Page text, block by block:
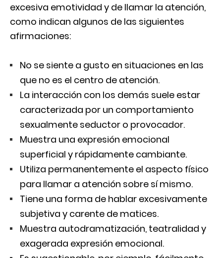
excesiva emotividad y de llamar la atención,
como indican algunos de las siguientes
afirmaciones:
No se siente a gusto en situaciones en las
que no es el centro de atención.
La interacción con los demás suele estar
caracterizada por un comportamiento
sexualmente seductor o provocador.
Muestra una expresión emocional
superficial y rápidamente cambiante.
Utiliza permanentemente el aspecto físico
para llamar a atención sobre sí mismo.
Tiene una forma de hablar excesivamente
subjetiva y carente de matices.
Muestra autodramatización, teatralidad y
exagerada expresión emocional.